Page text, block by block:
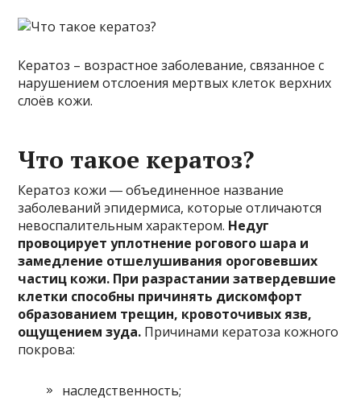
Кератоз – возрастное заболевание, связанное с
нарушением отслоения мертвых клеток верхних
слоёв кожи.
Что такое кератоз?
Кератоз кожи ― объединенное название
заболеваний эпидермиса, которые отличаются
невоспалительным характером. Недуг
провоцирует уплотнение рогового шара и
замедление отшелушивания ороговевших
частиц кожи. При разрастании затвердевшие
клетки способны причинять дискомфорт
образованием трещин, кровоточивых язв,
ощущением зуда. Причинами кератоза кожного
покрова:
наследственность;